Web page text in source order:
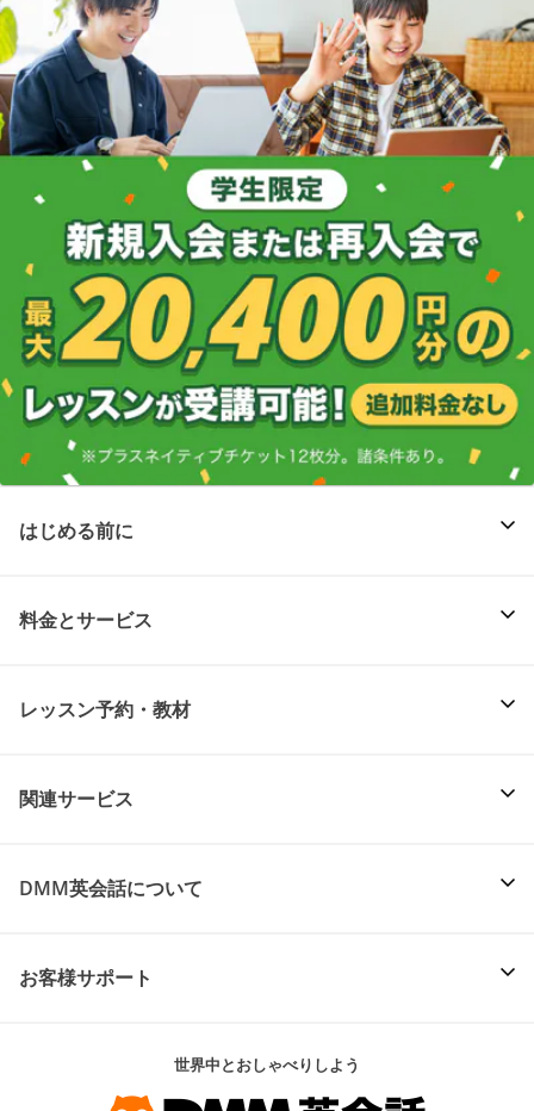
はじめる前に
料金とサービス
レッスン予約・教材
関連サービス
DMM英会話について
お客様サポート
世界中とおしゃべりしよう